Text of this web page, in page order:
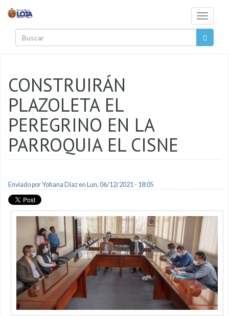
Toggle
CONSTRUIRÁN
PLAZOLETA EL
PEREGRINO EN LA
PARROQUIA EL CISNE
Enviado porYohana Diazen Lun, 06/12/2021 - 18:05